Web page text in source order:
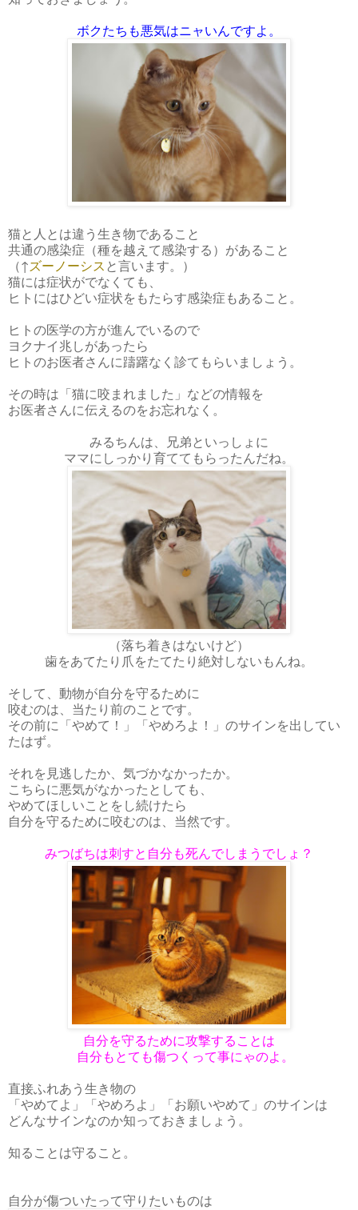
ボクたちも悪気はニャいんですよ。
猫と人とは違う生き物であること
共通の感染症（種を越えて感染する）があること
（↑ズーノーシス と言います。）
猫には症状がでなくても、
ヒトにはひどい症状をもたらす感染症もあること。
ヒトの医学の方が進んでいるので
ヨクナイ兆しがあったら
ヒトのお医者さんに躊躇なく診てもらいましょう。
その時は「猫に咬まれました」などの情報を
お医者さんに伝えるのをお忘れなく。
みるちんは、兄弟といっしょに
ママにしっかり育ててもらったんだね。
（落ち着きはないけど）
歯をあてたり爪をたてたり絶対しないもんね。
そして、動物が自分を守るために
咬むのは、当たり前のことです。
その前に「やめて！」「やめろよ！」のサインを出してい
たはず。
それを見逃したか、気づかなかったか。
こちらに悪気がなかったとしても、
やめてほしいことをし続けたら
自分を守るために咬むのは、当然です。
みつばちは刺すと自分も死んでしまうでしょ？
自分を守るために攻撃することは
自分もとても傷つくって事にゃのよ。
直接ふれあう生き物の
「やめてよ」「やめろよ」「お願いやめて」のサインは
どんなサインなのか知っておきましょう。
知ることは守ること。
自分が傷ついたって守りたいものは